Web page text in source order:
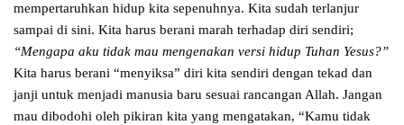
mempertaruhkan hidup kita sepenuhnya. Kita sudah terlanjur
sampai di sini. Kita harus berani marah terhadap diri sendiri;
“Mengapa aku tidak mau mengenakan versi hidup Tuhan Yesus?”
Kita harus berani “menyiksa” diri kita sendiri dengan tekad dan
janji untuk menjadi manusia baru sesuai rancangan Allah. Jangan
mau dibodohi oleh pikiran kita yang mengatakan, “Kamu tidak